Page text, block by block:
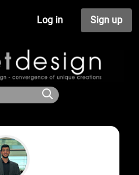
Log in Sign up